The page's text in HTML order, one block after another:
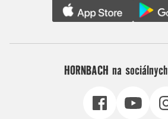
HORNBACH na